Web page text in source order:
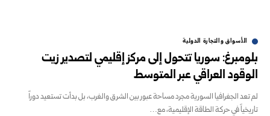
الأسواق والتجارة الدولية
بلومبرغ: سوريا تتحول إلى مركز إقليمي لتصدير زيت
الوقود العراقي عبر المتوسط
لم تعد الجغرافيا السورية مجرد مساحة عبور بين الشرق والغرب، بل بدأت تستعيد دوراً
تاريخياً في حركة الطاقة الإقليمية، مع…